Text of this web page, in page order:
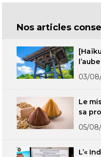
Images
Tokyo
Nos articles
[Haïku] La
l’aube
03/
Le
sa
05/
L’«